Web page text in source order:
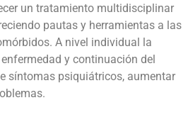
un tratamiento multidisciplinar
pautas y herramientas a las
A nivel individual la
y continuación del
síntomas psiquiátricos, aumentar